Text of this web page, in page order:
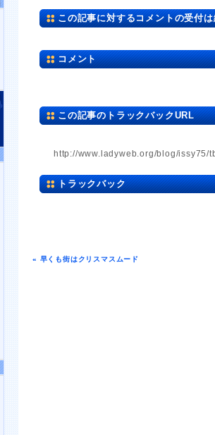
この記事に対するコメントの受付
コメント
この記事のトラックバックURL
http://www.ladyweb.org/blog/issy75/
トラックバック
« 早くも街はクリスマスムード